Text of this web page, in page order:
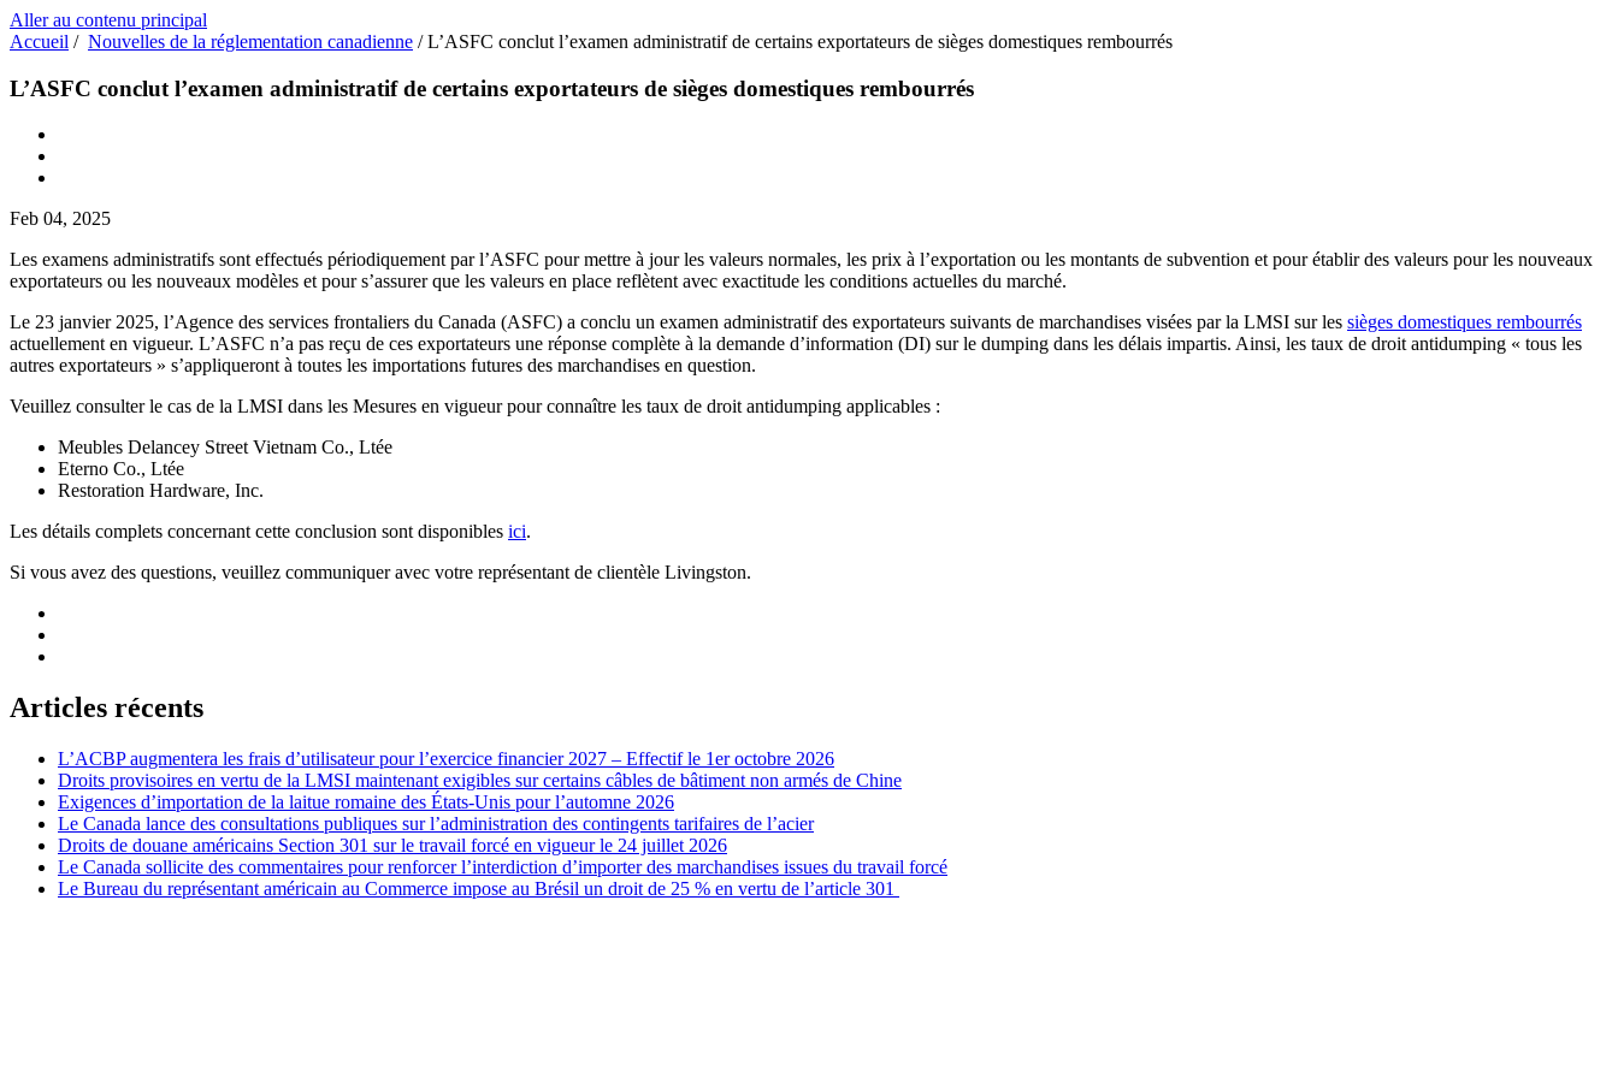
Aller au contenu principal
Accueil / Nouvelles de la réglementation canadienne /L’ASFC conclut l’examen administratif de certains exportateurs de sièges domestiques rembourrés
L’ASFC conclut l’examen administratif de certains exportateurs de sièges domestiques rembourrés
Feb 04, 2025
Les examens administratifs sont effectués périodiquement par l’ASFC pour mettre à jour les valeurs normales, les prix à l’exportation ou les montants de subvention et pour établir des valeurs pour les nouveaux
exportateurs ou les nouveaux modèles et pour s’assurer que les valeurs en place reflètent avec exactitude les conditions actuelles du marché.
Le 23 janvier 2025, l’Agence des services frontaliers du Canada (ASFC) a conclu un examen administratif des exportateurs suivants de marchandises visées par la LMSI sur les sièges domestiques rembourrés
actuellement en vigueur. L’ASFC n’a pas reçu de ces exportateurs une réponse complète à la demande d’information (DI) sur le dumping dans les délais impartis. Ainsi, les taux de droit antidumping « tous les
autres exportateurs » s’appliqueront à toutes les importations futures des marchandises en question.
Veuillez consulter le cas de la LMSI dans les Mesures en vigueur pour connaître les taux de droit antidumping applicables :
Meubles Delancey Street Vietnam Co., Ltée
Eterno Co., Ltée
Restoration Hardware, Inc.
Les détails complets concernant cette conclusion sont disponibles ici.
Si vous avez des questions, veuillez communiquer avec votre représentant de clientèle Livingston.
Articles récents
L’ACBP augmentera les frais d’utilisateur pour l’exercice financier 2027 – Effectif le 1er octobre 2026
Droits provisoires en vertu de la LMSI maintenant exigibles sur certains câbles de bâtiment non armés de Chine
Exigences d’importation de la laitue romaine des États-Unis pour l’automne 2026
Le Canada lance des consultations publiques sur l’administration des contingents tarifaires de l’acier
Droits de douane américains Section 301 sur le travail forcé en vigueur le 24 juillet 2026
Le Canada sollicite des commentaires pour renforcer l’interdiction d’importer des marchandises issues du travail forcé
Le Bureau du représentant américain au Commerce impose au Brésil un droit de 25 % en vertu de l’article 301